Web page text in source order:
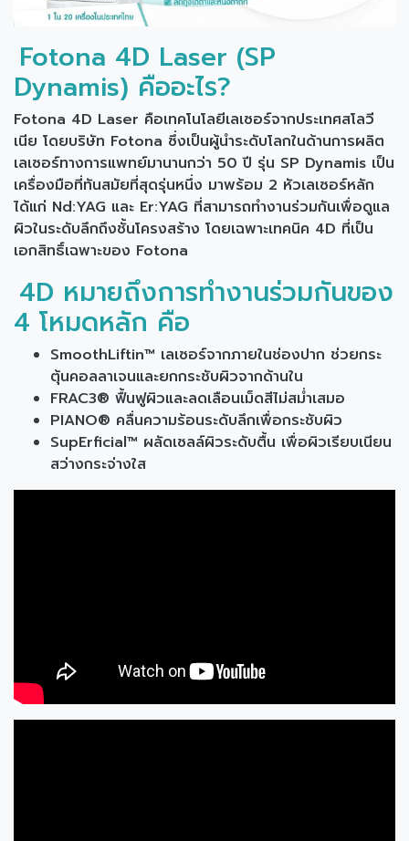
Fotona 4D Laser (SP
Dynamis) คืออะไร?
Fotona 4D Laser คือเทคโนโลยีเลเซอร์จากประเทศสโลวี
เนีย โดยบริษัท Fotona ซึ่งเป็นผู้นำระดับโลกในด้านการผลิต
เลเซอร์ทางการแพทย์มานานกว่า 50 ปี รุ่น SP Dynamis เป็น
เครื่องมือที่ทันสมัยที่สุดรุ่นหนึ่ง มาพร้อม 2 หัวเลเซอร์หลัก
ได้แก่ Nd:YAG และ Er:YAG ที่สามารถทำงานร่วมกันเพื่อดูแล
ผิวในระดับลึกถึงชั้นโครงสร้าง โดยเฉพาะเทคนิค 4D ที่เป็น
เอกสิทธิ์เฉพาะของ Fotona
4D หมายถึงการทำงานร่วมกันของ
4 โหมดหลัก คือ
SmoothLiftin™ เลเซอร์จากภายในช่องปาก ช่วยกระ
ตุ้นคอลลาเจนและยกกระชับผิวจากด้านใน
FRAC3® ฟื้นฟูผิวและลดเลือนเม็ดสีไม่สม่ำเสมอ
PIANO® คลื่นความร้อนระดับลึกเพื่อกระชับผิว
SupErficial™ ผลัดเซลล์ผิวระดับตื้น เพื่อผิวเรียบเนียน
สว่างกระจ่างใส